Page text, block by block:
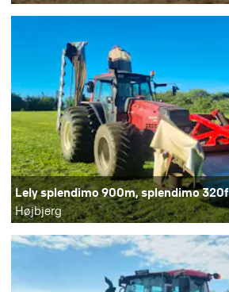
Lely splendimo 900m, splendimo 320f
Højbjerg